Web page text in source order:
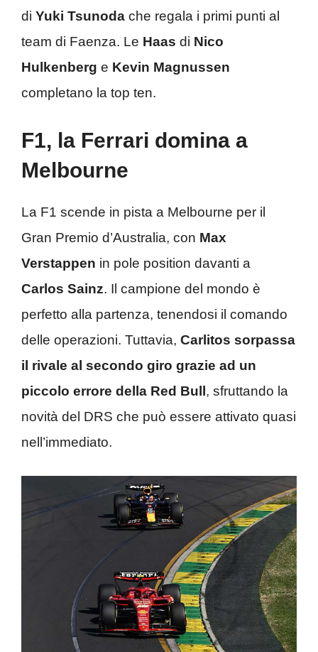
di Yuki Tsunoda che regala i primi punti al
team di Faenza. Le Haas di Nico
Hulkenberg e Kevin Magnussen
completano la top ten.
F1, la Ferrari domina a
Melbourne
La F1 scende in pista a Melbourne per il
Gran Premio d’Australia, con Max
Verstappen in pole position davanti a
Carlos Sainz. Il campione del mondo è
perfetto alla partenza, tenendosi il comando
delle operazioni. Tuttavia, Carlitos sorpassa
il rivale al secondo giro grazie ad un
piccolo errore della Red Bull , sfruttando la
novità del DRS che può essere attivato quasi
nell’immediato.